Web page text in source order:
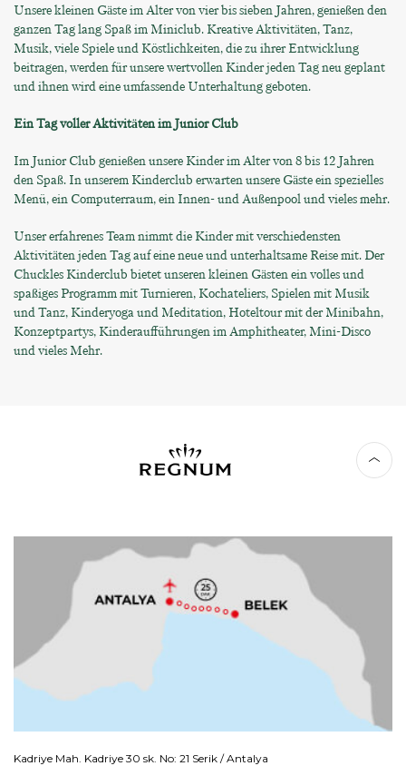
Unsere kleinen Gäste im Alter von vier bis sieben Jahren, genießen den
ganzen Tag lang Spaß im Miniclub. Kreative Aktivitäten, Tanz,
Musik, viele Spiele und Köstlichkeiten, die zu ihrer Entwicklung
beitragen, werden für unsere wertvollen Kinder jeden Tag neu geplant
und ihnen wird eine umfassende Unterhaltung geboten.
Ein Tag voller Aktivitäten im Junior Club
Im Junior Club genießen unsere Kinder im Alter von 8 bis 12 Jahren
den Spaß. In unserem Kinderclub erwarten unsere Gäste ein spezielles
Menü, ein Computerraum, ein Innen- und Außenpool und vieles mehr.
Unser erfahrenes Team nimmt die Kinder mit verschiedensten
Aktivitäten jeden Tag auf eine neue und unterhaltsame Reise mit. Der
Chuckles Kinderclub bietet unseren kleinen Gästen ein volles und
spaßiges Programm mit Turnieren, Kochateliers, Spielen mit Musik
und Tanz, Kinderyoga und Meditation, Hoteltour mit der Minibahn,
Konzeptpartys, Kinderaufführungen im Amphitheater, Mini-Disco
und vieles Mehr.
Kadriye Mah. Kadriye 30 sk. No: 21 Serik / Antalya